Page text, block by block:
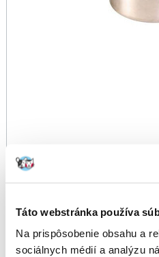
Táto webstránka používa
Na prispôsobenie obsahu a
sociálnych médií a analýzu
TRIXIE Miska kovová s